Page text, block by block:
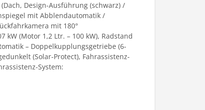
Design-Ausführung (schwarz) /
mit Abblendautomatik /
mit 180°
(Motor 1,2 Ltr. – 100 kW), Radstand
– Doppelkupplungsgetriebe (6-
(Solar-Protect), Fahrassistenz-
System: